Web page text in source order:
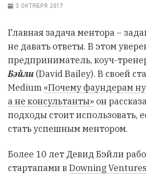
3 ОКТЯБРЯ 2017
Главная задача ментора –
не давать ответы. В этом
предприниматель, коуч-
Бэйли (David Bailey). В своей
Medium «Почему фаундерам
а не консультанты» он
подходы стоит использовать,
стать успешным ментором.
Более 10 лет Девид Бэйли
стартапами в Downing Ventures